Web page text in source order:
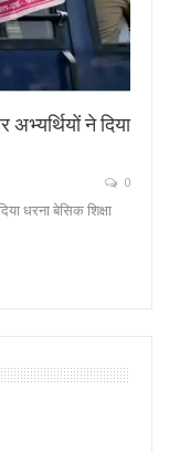
अभ्यर्थियों ने दिया
0
धरना बेसिक शिक्षा